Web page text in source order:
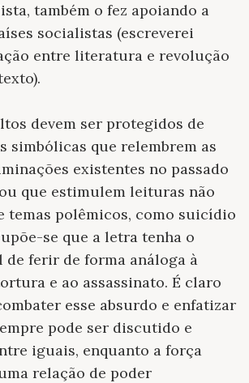
também o fez apoiando a
socialistas (escreverei
entre literatura e revolução
devem ser protegidos de
simbólicas que relembrem as
existentes no passado
que estimulem leituras não
temas polêmicos, como suicídio
se que a letra tenha o
ferir de forma análoga à
e ao assassinato. É claro
esse absurdo e enfatizar
pode ser discutido e
iguais, enquanto a força
relação de poder